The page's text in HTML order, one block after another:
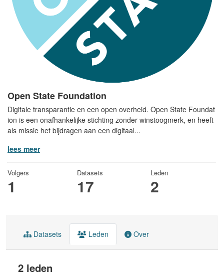
Open State Foundation
Digitale transparantie en een open overheid. Open State Foundat
ion is een onafhankelijke stichting zonder winstoogmerk, en heeft
als missie het bijdragen aan een digitaal...
lees meer
Volgers
1
Datasets
17
Leden
2
Datasets Leden Over
2 leden